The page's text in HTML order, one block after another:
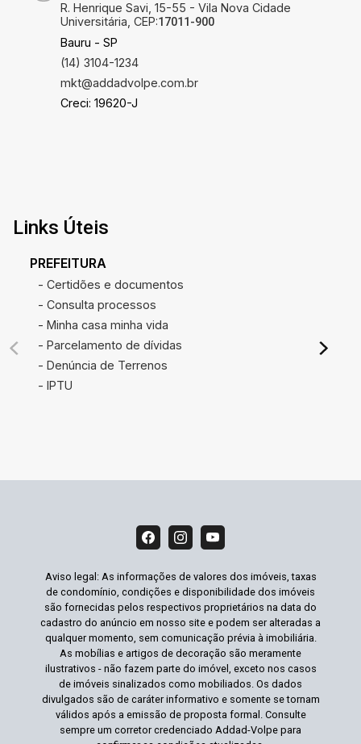
R. Henrique Savi, 15-55 - Vila Nova Cidade
Universitária, CEP:17011-900
Bauru - SP
(14) 3104-1234
mkt@addadvolpe.com.br
Creci: 19620-J
Links Úteis
PREFEITURA
- Certidões e documentos
- Consulta processos
- Minha casa minha vida
- Parcelamento de dívidas
- Denúncia de Terrenos
- IPTU
Aviso legal: As informações de valores dos imóveis, taxas
de condomínio, condições e disponibilidade dos imóveis
são fornecidas pelos respectivos proprietários na data do
cadastro do anúncio em nosso site e podem ser alteradas a
qualquer momento, sem comunicação prévia à imobiliária.
As mobílias e artigos de decoração são meramente
ilustrativos - não fazem parte do imóvel, exceto nos casos
de imóveis sinalizados como mobiliados. Os dados
divulgados são de caráter informativo e somente se tornam
válidos após a emissão de proposta formal. Consulte
sempre um corretor credenciado Addad-Volpe para